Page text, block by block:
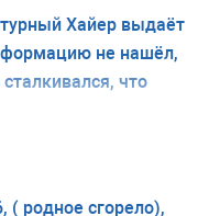
дверцах..
минус 18 по
угомонить,Аль
спасибо!
Хайер выдаёт
не нашёл,
что
( родное сгорело),